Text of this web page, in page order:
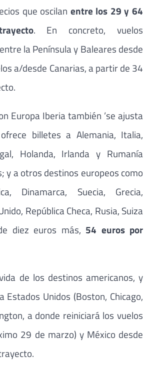
que oscilan entre los 29 y 64
. En concreto, vuelos
la Península y Baleares desde
a/desde Canarias, a partir de 34
Europa Iberia también ’se ajusta
billetes a Alemania, Italia,
Holanda, Irlanda y Rumanía
y a otros destinos europeos como
Dinamarca, Suecia, Grecia,
República Checa, Rusia, Suiza
diez euros más, 54 euros por
de los destinos americanos, y
Estados Unidos (Boston, Chicago,
a donde reiniciará los vuelos
29 de marzo) y México desde